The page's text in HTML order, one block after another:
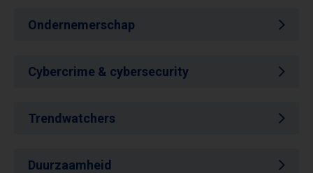
Ondernemerschap
Cybercrime & cybersecurity
Trendwatchers
Duurzaamheid